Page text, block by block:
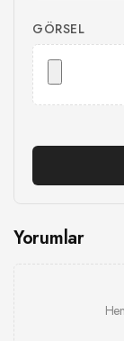
GÖRSEL
Yorumlar